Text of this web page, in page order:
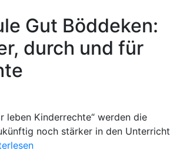
Paderborner
Osterlauf“
Gut Böddeken:
durch und für
leben Kinderrechte“ werden die
noch stärker in den Unterricht